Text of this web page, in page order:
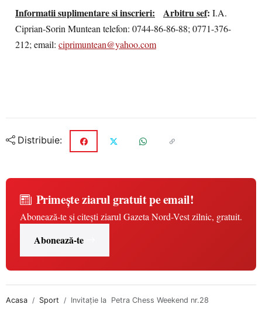
Informatii suplimentare si inscrieri: Arbitru sef: I.A.
Ciprian-Sorin Muntean telefon: 0744-86-86-88; 0771-376-
212; email: ciprimuntean@yahoo.com
Distribuie:
Primește ziarul gratuit pe email!
Abonează-te și citești ziarul Gazeta Nord-Vest zilnic, gratuit.
Abonează-te
Acasa Sport Invitație la Petra Chess Weekend nr.28